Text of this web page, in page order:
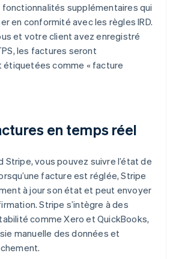
supplémentaires qui
en conformité avec les règles IRD.
et votre client avez enregistré
les factures seront
comme « facture
en temps réel
Stripe, vous pouvez suivre l’état de
facture est réglée, Stripe
à jour son état et peut envoyer
Stripe s’intègre à des
comme Xero et QuickBooks,
manuelle des données et